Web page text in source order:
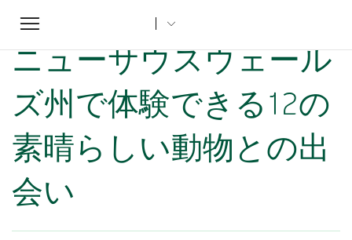
Toggle
navigation
ホーム
ニューサウスウェール
ズ州で体験できる12の
素晴らしい動物との出
会い